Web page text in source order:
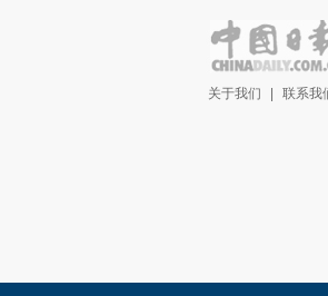
关于我们 联系我